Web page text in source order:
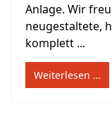
Anlage. Wir
neugestaltete,
komplett ...
Weiterlesen …